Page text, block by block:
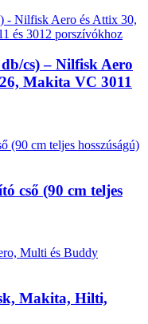
cs) – Nilfisk Aero
Makita VC 3011
cső (90 cm teljes
Makita, Hilti,